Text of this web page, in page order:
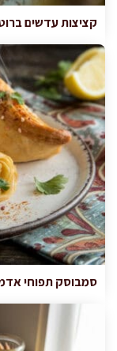
קציצות עדשים
סמבוסק תפוחי